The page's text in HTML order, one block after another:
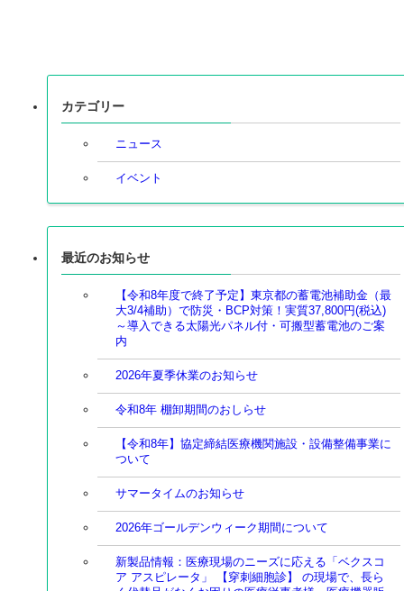
カテゴリー
ニュース
イベント
最近のお知らせ
【令和8年度で終了予定】東京都の蓄電池補助金（最
大3/4補助）で防災・BCP対策！実質37,800円(税込)
～導入できる太陽光パネル付・可搬型蓄電池のご案
内
2026年夏季休業のお知らせ
令和8年 棚卸期間のおしらせ
【令和8年】協定締結医療機関施設・設備整備事業に
ついて
サマータイムのお知らせ
2026年ゴールデンウィーク期間について
新製品情報：医療現場のニーズに応える「ベクスコ
ア アスピレータ」 【穿刺細胞診】 の現場で、長ら